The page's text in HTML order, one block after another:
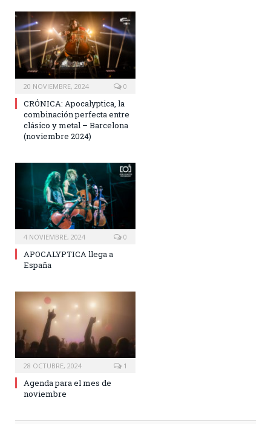
20 NOVIEMBRE, 2024 0
CRÓNICA: Apocalyptica, la
combinación perfecta entre
clásico y metal – Barcelona
(noviembre 2024)
4 NOVIEMBRE, 2024 0
APOCALYPTICA llega a
España
28 OCTUBRE, 2024 1
Agenda para el mes de
noviembre